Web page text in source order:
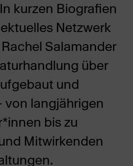
kurzen Biografien
Netzwerk
Salamander
über
und
von langjährigen
bis zu
Mitwirkenden